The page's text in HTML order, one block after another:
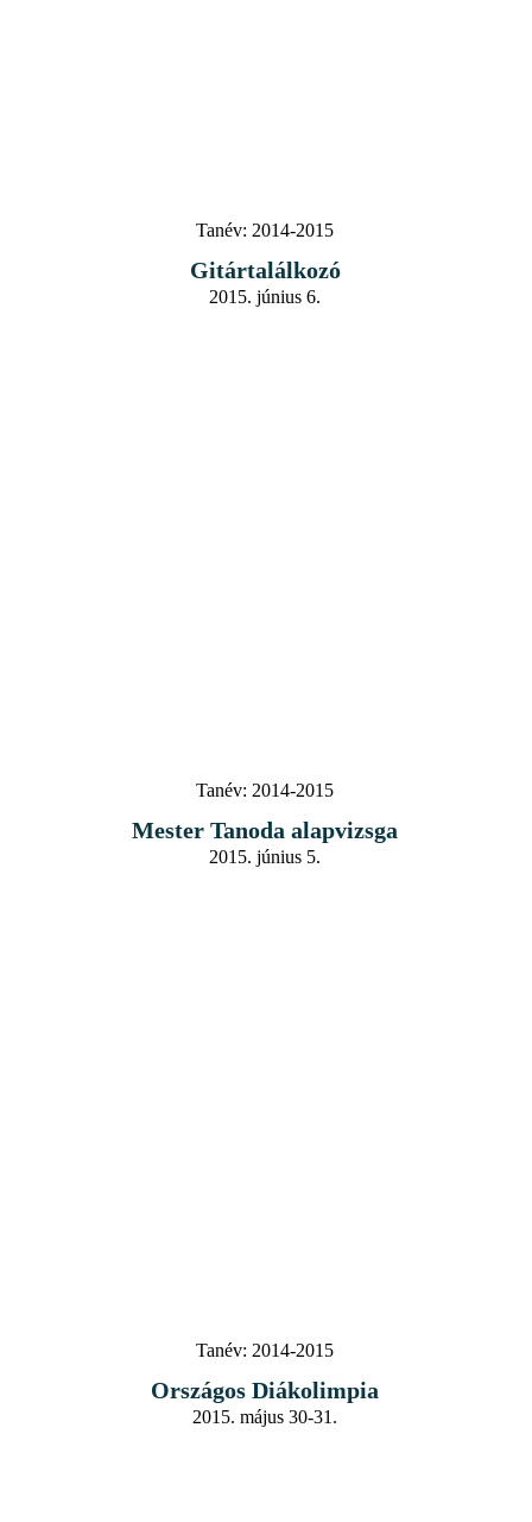
Tanév: 2014-2015
Gitártalálkozó
2015. június 6.
Tanév: 2014-2015
Mester Tanoda alapvizsga
2015. június 5.
Tanév: 2014-2015
Országos Diákolimpia
2015. május 30-31.